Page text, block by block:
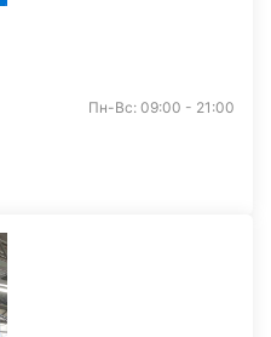
Пн-Вс: 09:00 - 21:00